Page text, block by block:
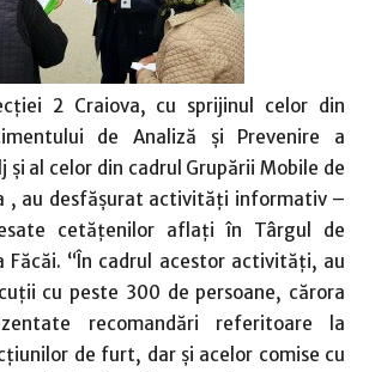
2 Craiova, cu sprijinul celor din
de Analiză şi Prevenire a
şi al celor din cadrul Grupării Mobile de
, au desfăşurat activităţi informativ –
cetăţenilor aflaţi în Târgul de
Făcăi. “În cadrul acestor activităţi, au
cu peste 300 de persoane, cărora
recomandări referitoare la
de furt, dar şi acelor comise cu